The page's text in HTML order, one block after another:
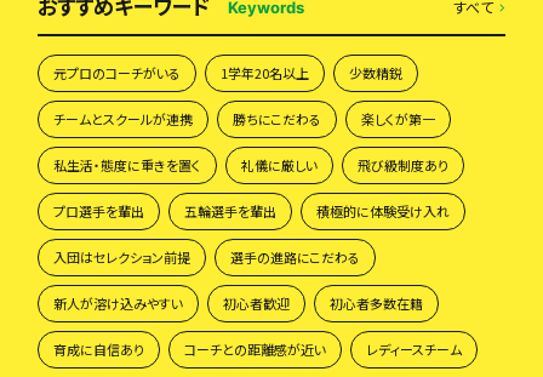
Keywords すべて
元プロのコーチがいる 1学年20名以上 少数精鋭
チームとスクールが連携 勝ちにこだわる 楽しくが第一
私生活・態度に重きを置く 礼儀に厳しい 飛び級制度あり
プロ選手を輩出 五輪選手を輩出 積極的に体験受け入れ
入団はセレクション前提 選手の進路にこだわる
新人が溶け込みやすい 初心者歓迎 初心者多数在籍
育成に自信あり コーチとの距離感が近い レディースチーム